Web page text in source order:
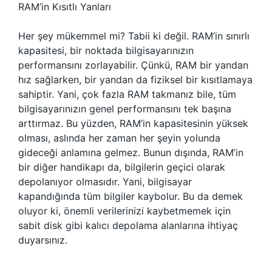
RAM’in Kısıtlı Yanları
Her şey mükemmel mi? Tabii ki değil. RAM’in sınırlı
kapasitesi, bir noktada bilgisayarınızın
performansını zorlayabilir. Çünkü, RAM bir yandan
hız sağlarken, bir yandan da fiziksel bir kısıtlamaya
sahiptir. Yani, çok fazla RAM takmanız bile, tüm
bilgisayarınızın genel performansını tek başına
arttırmaz. Bu yüzden, RAM’in kapasitesinin yüksek
olması, aslında her zaman her şeyin yolunda
gideceği anlamına gelmez. Bunun dışında, RAM’in
bir diğer handikapı da, bilgilerin geçici olarak
depolanıyor olmasıdır. Yani, bilgisayar
kapandığında tüm bilgiler kaybolur. Bu da demek
oluyor ki, önemli verilerinizi kaybetmemek için
sabit disk gibi kalıcı depolama alanlarına ihtiyaç
duyarsınız.